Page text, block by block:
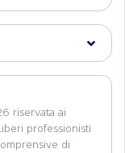
riservata ai
professionisti
di